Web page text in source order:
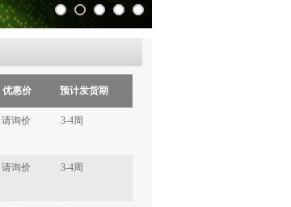
优惠价 预计发货期
请询价 3-4周
请询价 3-4周